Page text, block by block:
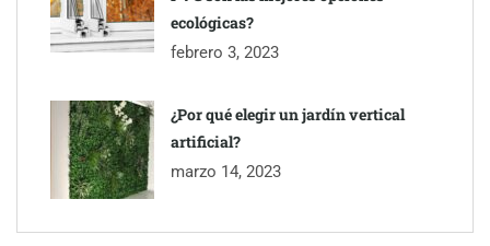
ecológicas?
febrero 3, 2023
¿Por qué elegir un jardín vertical
artificial?
marzo 14, 2023